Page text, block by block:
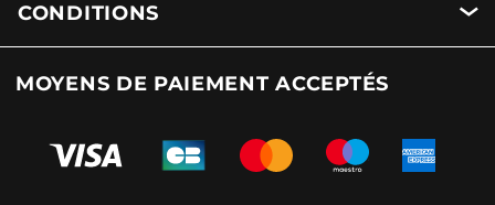
CONDITIONS
MOYENS DE PAIEMENT ACCEPTÉS